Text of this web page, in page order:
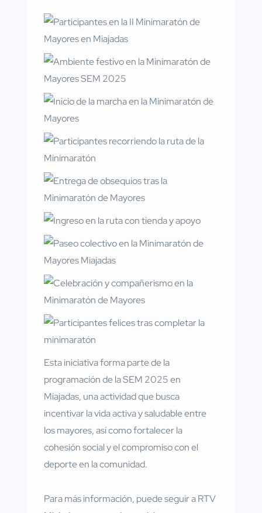
Esta iniciativa forma parte de la
programación de la SEM 2025 en
Miajadas, una actividad que busca
incentivar la vida activa y saludable entre
los mayores, así como fortalecer la
cohesión social y el compromiso con el
deporte en la comunidad.
Para más información, puede seguir a RTV